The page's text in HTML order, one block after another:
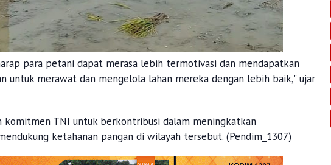
para petani dapat merasa lebih termotivasi dan mendapatkan
untuk merawat dan mengelola lahan mereka dengan lebih baik," ujar
komitmen TNI untuk berkontribusi dalam meningkatkan
ketahanan pangan di wilayah tersebut. (Pendim_1307)